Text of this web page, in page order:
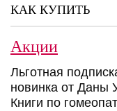
КАК КУПИТЬ
Акции
Льготная
новинка от Даны
Книги по